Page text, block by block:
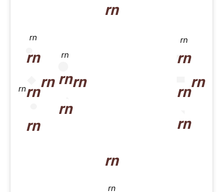
rn
rn
rn
rn
rn
rn
rn
rn
rn
rn
rn
rn
rn
rn
rn
rn
rn
rn